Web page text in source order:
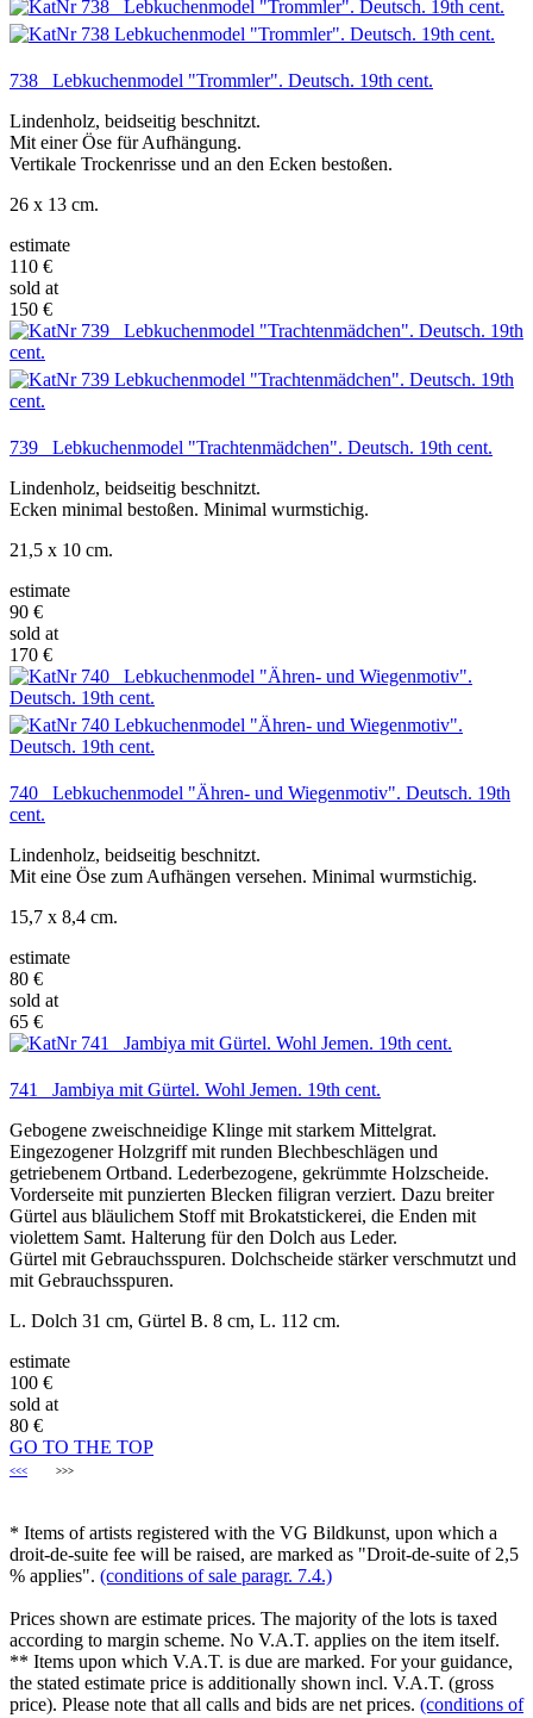
738 Lebkuchenmodel "Trommler". Deutsch. 19th cent.
Lindenholz, beidseitig beschnitzt.
Mit einer Öse für Aufhängung.
Vertikale Trockenrisse und an den Ecken bestoßen.
26 x 13 cm.
estimate
110 €
sold at
150 €
739 Lebkuchenmodel "Trachtenmädchen". Deutsch. 19th cent.
Lindenholz, beidseitig beschnitzt.
Ecken minimal bestoßen. Minimal wurmstichig.
21,5 x 10 cm.
estimate
90 €
sold at
170 €
740 Lebkuchenmodel "Ähren- und Wiegenmotiv". Deutsch. 19th
cent.
Lindenholz, beidseitig beschnitzt.
Mit eine Öse zum Aufhängen versehen. Minimal wurmstichig.
15,7 x 8,4 cm.
estimate
80 €
sold at
65 €
741 Jambiya mit Gürtel. Wohl Jemen. 19th cent.
Gebogene zweischneidige Klinge mit starkem Mittelgrat.
Eingezogener Holzgriff mit runden Blechbeschlägen und
getriebenem Ortband. Lederbezogene, gekrümmte Holzscheide.
Vorderseite mit punzierten Blecken filigran verziert. Dazu breiter
Gürtel aus bläulichem Stoff mit Brokatstickerei, die Enden mit
violettem Samt. Halterung für den Dolch aus Leder.
Gürtel mit Gebrauchsspuren. Dolchscheide stärker verschmutzt und
mit Gebrauchsspuren.
L. Dolch 31 cm, Gürtel B. 8 cm, L. 112 cm.
estimate
100 €
sold at
80 €
GO TO THE TOP
<<< >>>
* Items of artists registered with the VG Bildkunst, upon which a
droit-de-suite fee will be raised, are marked as "Droit-de-suite of 2,5
% applies". (conditions of sale paragr. 7.4.)
Prices shown are estimate prices. The majority of the lots is taxed
according to margin scheme. No V.A.T. applies on the item itself.
** Items upon which V.A.T. is due are marked. For your guidance,
the stated estimate price is additionally shown incl. V.A.T. (gross
price). Please note that all calls and bids are net prices. (conditions of